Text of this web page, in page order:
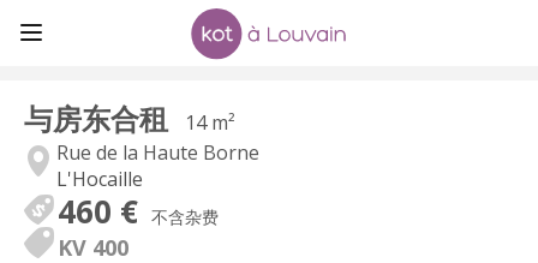
与房东合租
14 m²
Rue de la Haute Borne
L'Hocaille
460 € 不含杂费
KV 400